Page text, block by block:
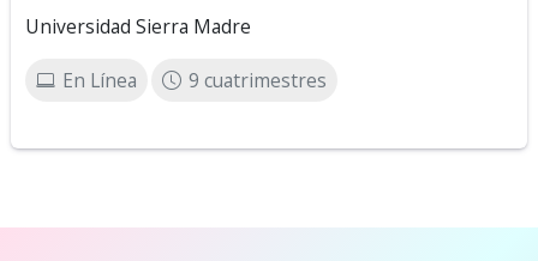
Universidad Sierra Madre
En Línea 9 cuatrimestres